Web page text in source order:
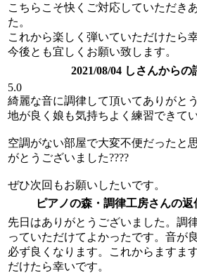
こちらこそ快くご対応していただき
た。
これから楽しく弾いていただけたら
今後とも宜しくお願い致します。
2021/08/04 しさんからの
5.0
綺麗な音に調律して頂いてありがと
地が良く娘も気持ちよく練習できてい
空調がない部屋で大変不便だったと
がとうございました????
ぜひ次回もお願いしたいです。
ピアノの森・調律工房さんの返
先日はありがとうございました。調
っていただけてよかったです。音が
必ず良くなります。これからますま
だけたら幸いです。